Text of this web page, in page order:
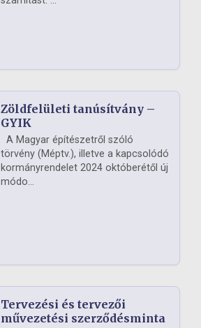
Zöldfelületi tanúsítvány –
GYIK
A Magyar építészetről szóló
törvény (Méptv.), illetve a kapcsolódó
kormányrendelet 2024 októberétől új
módo...
Tervezési és tervezői
művezetési szerződésminta